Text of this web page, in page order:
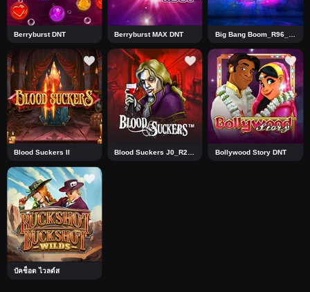
Berryburst DNT Berryburst MAX DNT
Blood Suckers II Blood Suckers J0_R2 DNT Bollywood Story DNT
บัคช็อต ไวลด์ส